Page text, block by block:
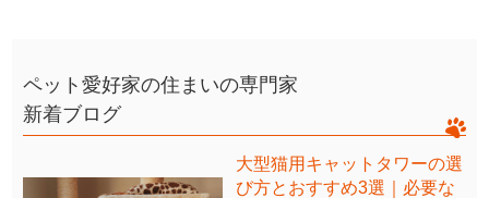
ペット愛好家の住まいの専門家
新着ブログ
大型猫用キャットタワーの選
び方とおすすめ3選｜必要な